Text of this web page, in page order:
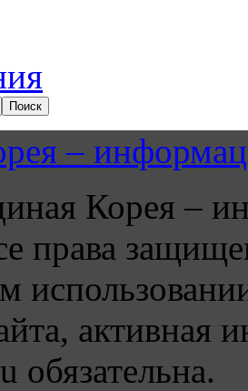
–
Корея –
права
активная
обязательна.